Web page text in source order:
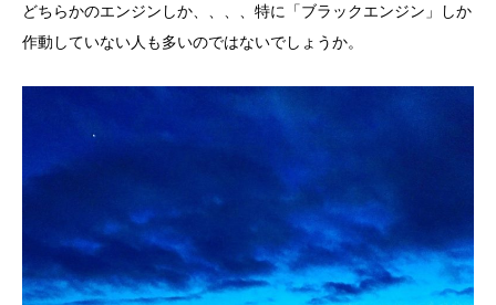
どちらかのエンジンしか、、、、特に「ブラックエンジン」しか
作動していない人も多いのではないでしょうか。